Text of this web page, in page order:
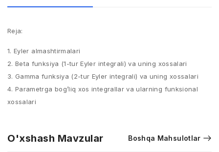
Reja:
1. Eyler almashtirmalari
2. Beta funksiya (1-tur Eyler integrali) va uning xossalari
3. Gamma funksiya (2-tur Eyler integrali) va uning xossalari
4. Parametrga bog’liq xos integrallar va ularning funksional
xossalari
O'xshash Mavzular Boshqa Mahsulotlar